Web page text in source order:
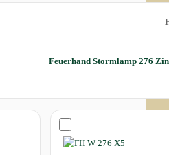
Feuerhand Stormlamp 276